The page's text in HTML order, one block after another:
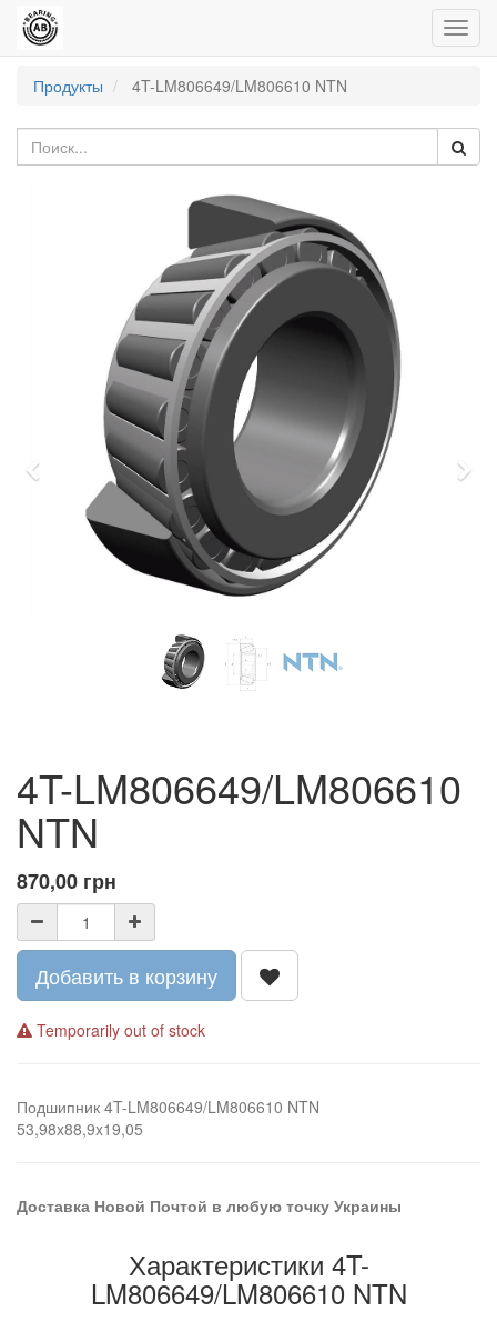
Продукты
4T-LM806649/LM806610 NTN
Previous
4T-LM806649/LM806610
NTN
870,00 грн
Добавить в корзину
Temporarily out of stock
Подшипник 4T-LM806649/LM806610 NTN
53,98x88,9x19,05
Доставка Новой Почтой в любую точку Украины
Характеристики 4T-
LM806649/LM806610 NTN